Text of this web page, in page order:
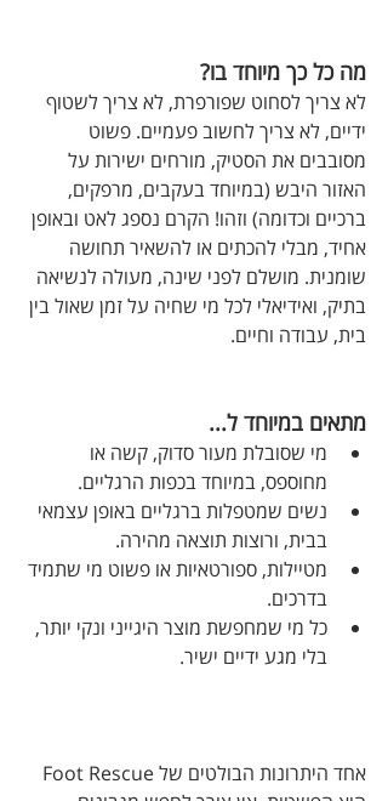
מה כל כך מיוחד בו?
לא צריך לסחוט שפורפרת, לא צריך לשטוף
ידיים, לא צריך לחשוב פעמיים. פשוט
מסובבים את הסטיק, מורחים ישירות על
האזור היבש (במיוחד בעקבים, מרפקים,
ברכיים וכדומה) וזהו! הקרם נספג לאט ובאופן
אחיד, מבלי להכתים או להשאיר תחושה
שומנית. מושלם לפני שינה, מעולה לנשיאה
בתיק, ואידיאלי לכל מי שחיה על זמן שאול בין
בית, עבודה וחיים.
מתאים במיוחד ל...
מי שסובלת מעור סדוק, קשה או
מחוספס, במיוחד בכפות הרגליים.
נשים שמטפלות ברגליים באופן עצמאי
בבית, ורוצות תוצאה מהירה.
מטיילות, ספורטאיות או פשוט מי שתמיד
בדרכים.
כל מי שמחפשת מוצר היגייני ונקי יותר,
בלי מגע ידיים ישיר.